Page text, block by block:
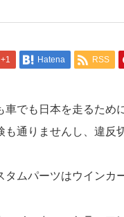
+1 Hatena RSS
でも日本を走るため
通りませんし、違反
タムパーツはウインカ